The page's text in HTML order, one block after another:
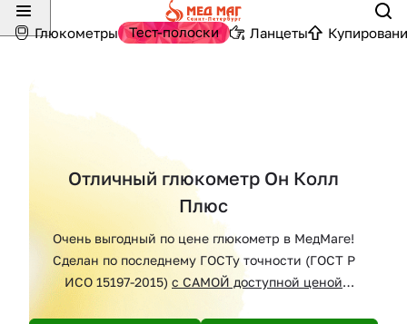
Глюкометры Тест-полоски Ланцеты
Отличный глюкометр Он Колл
Плюс
Очень выгодный по цене глюкометр в МедМаге!
Сделан по последнему ГОСТу точности (ГОСТ Р
ИСО 15197-2015) с САМОЙ доступной ценой